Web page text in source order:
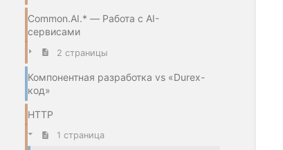
Common.AI.* — Работа с AI-
сервисами
2 страницы
Компонентная разработка vs «Durex-
код»
HTTP
1 страница